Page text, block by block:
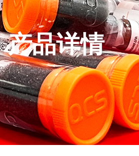
产品详情